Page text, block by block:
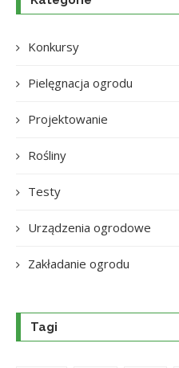
Konkursy
Pielęgnacja ogrodu
Projektowanie
Rośliny
Testy
Urządzenia ogrodowe
Zakładanie ogrodu
Tagi